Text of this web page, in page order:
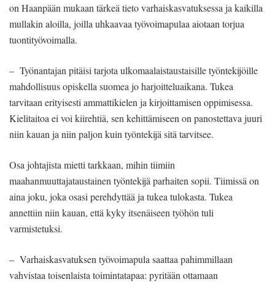
on Haanpään mukaan tärkeä tieto varhaiskasvatuksessa ja kaikilla
mullakin aloilla, joilla uhkaavaa työvoimapulaa aiotaan torjua
tuontityövoimalla.
– Työnantajan pitäisi tarjota ulkomaalaistaustaisille työntekijöille
mahdollisuus opiskella suomea jo harjoitteluaikana. Tukea
tarvitaan erityisesti ammattikielen ja kirjoittamisen oppimisessa.
Kielitaitoa ei voi kiirehtiä, sen kehittämiseen on panostettava juuri
niin kauan ja niin paljon kuin työntekijä sitä tarvitsee.
Osa johtajista mietti tarkkaan, mihin tiimiin
maahanmuuttajataustainen työntekijä parhaiten sopii. Tiimissä on
aina joku, joka osasi perehdyttää ja tukea tulokasta. Tukea
annettiin niin kauan, että kyky itsenäiseen työhön tuli
varmistetuksi.
– Varhaiskasvatuksen työvoimapula saattaa pahimmillaan
vahvistaa toisenlaista toimintatapaa: pyritään ottamaan